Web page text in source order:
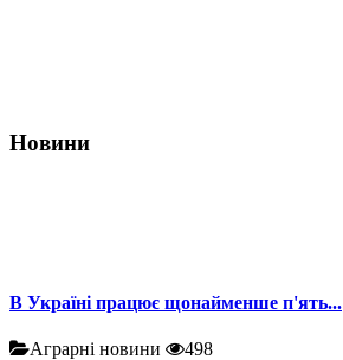
Новини
В Україні працює щонайменше п'ять...
Аграрні новини 498